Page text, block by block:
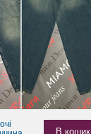
В кошик